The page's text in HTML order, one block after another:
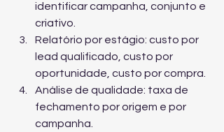
identificar campanha, conjunto e
criativo.
Relatório por estágio: custo por
lead qualificado, custo por
oportunidade, custo por compra.
Análise de qualidade: taxa de
fechamento por origem e por
campanha.